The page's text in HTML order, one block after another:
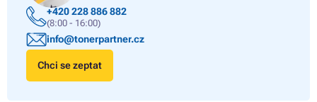
+420 228 886 882
(8:00 - 16:00)
info@tonerpartner.cz
Chci se zeptat